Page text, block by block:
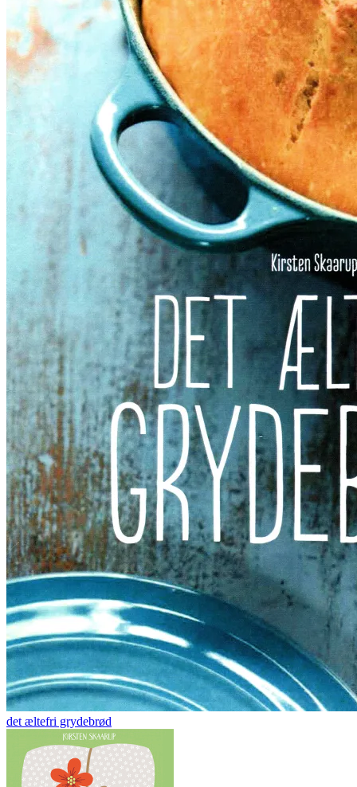
det æltefri grydebrød